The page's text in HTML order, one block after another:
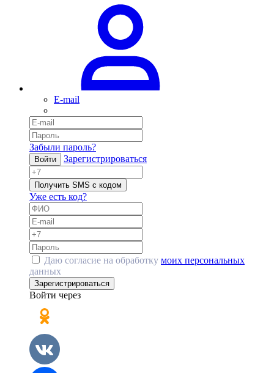
E-mail
Забыли пароль?
Войти Зарегистрироваться
Получить SMS с кодом
Уже есть код?
Даю согласие на обработку моих персональных
данных
Зарегистрироваться
Войти через